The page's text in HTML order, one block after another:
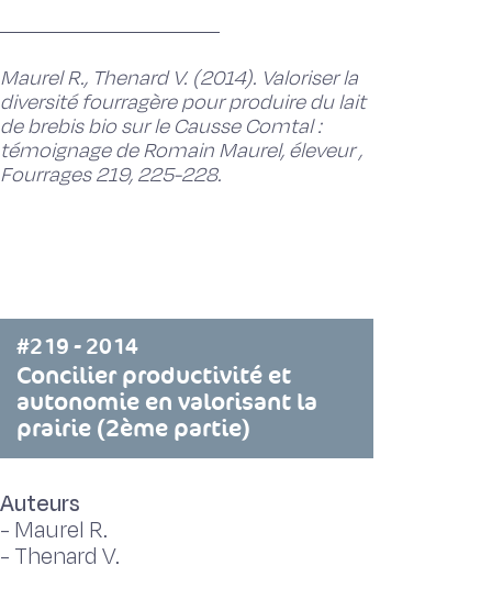
Maurel R., Thenard V. (2014). Valoriser la
diversité fourragère pour produire du lait
de brebis bio sur le Causse Comtal :
témoignage de Romain Maurel, éleveur ,
Fourrages 219, 225-228.
#219 - 2014
Concilier productivité et
autonomie en valorisant la
prairie (2ème partie)
Auteurs
- Maurel R.
- Thenard V.